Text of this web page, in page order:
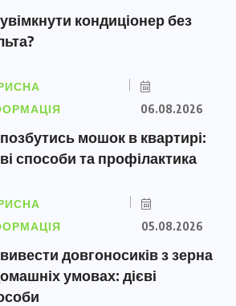
кондиціонер без
06.08.2026
мошок в квартирі:
способи та профілактика
05.08.2026
довгоносиків з зерна
умовах: дієві